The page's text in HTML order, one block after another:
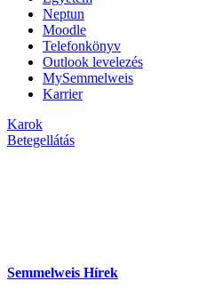
Neptun
Moodle
Telefonkönyv
Outlook levelezés
MySemmelweis
Karrier
Karok
Betegellátás
Semmelweis Hírek